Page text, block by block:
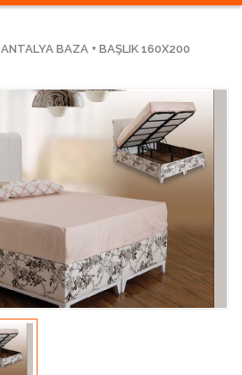
-
ANTALYA BAZA + BAŞLIK 160X200